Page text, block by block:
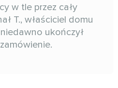
w tle przez cały
T., właściciel domu
ukończył